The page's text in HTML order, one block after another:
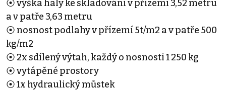
⦿ výška haly ke skladování v přízemí 3,52 metru
a v patře 3,63 metru
⦿ nosnost podlahy v přízemí 5t/m2 a v patře 500
kg/m2
⦿ 2x sdílený výtah, každý o nosnosti 1 250 kg
⦿ vytápěné prostory
⦿ 1x hydraulický můstek